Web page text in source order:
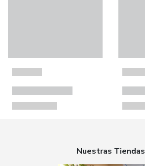
Nuestras Tiendas